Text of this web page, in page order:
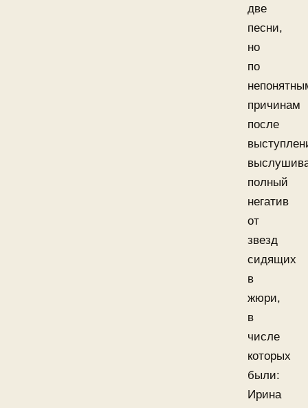
две
песни,
но
по
причинам
после
полный
негатив
от
звезд
сидящих
в
жюри,
в
числе
которых
были:
Ирина